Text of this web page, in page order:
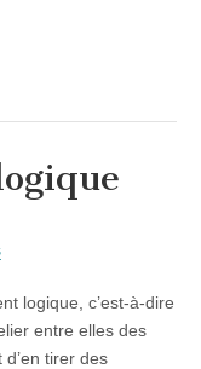
logique, c’est-à-dire
entre elles des
tirer des